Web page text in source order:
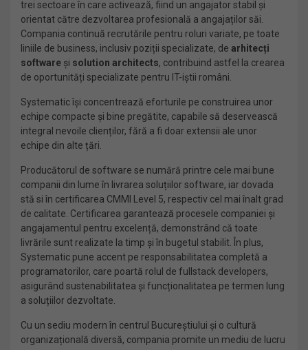
trei sectoare în care activează, fiind un angajator stabil și
orientat către dezvoltarea profesională a angajaților săi.
Compania continuă recrutările pentru roluri variate, pe toate
liniile de business, inclusiv poziții specializate, de arhitecți
software și solution architects, contribuind astfel la crearea
de oportunități specializate pentru IT-iștii români.
Systematic își concentrează eforturile pe construirea unor
echipe compacte și bine pregătite, capabile să deservească
integral nevoile clienților, fără a fi doar extensii ale unor
echipe din alte țări.
Producătorul de software se numără printre cele mai bune
companii din lume în livrarea soluțiilor software, iar dovada
stă si în certificarea CMMI Level 5, respectiv cel mai înalt grad
de calitate. Certificarea garantează procesele companiei și
angajamentul pentru excelență, demonstrând că toate
livrările sunt realizate la timp și în bugetul stabilit. În plus,
Systematic pune accent pe responsabilitatea completă a
programatorilor, care poartă rolul de fullstack developers,
asigurând sustenabilitatea și funcționalitatea pe termen lung
a soluțiilor dezvoltate.
Cu un sediu modern în centrul Bucureștiului și o cultură
organizațională diversă, compania promite un mediu de lucru